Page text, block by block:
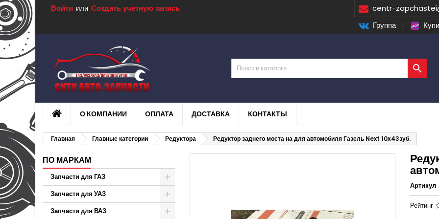
centr-
Войти или Создать учетную запись
Группа |

О КОМПАНИИ ОПЛАТА ДОСТАВКА КОНТАКТЫ
Главная Главные категории Редуктора Редуктор заднего моста на для автомобиля Газель Next 10х43зуб.
ПО МАРКАМ
Запчасти для ГАЗ
Запчасти для УАЗ
Запчасти для ВАЗ
Артикул
Рейтинг